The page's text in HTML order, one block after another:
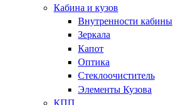
Кабина и кузов
Внутренности кабины
Зеркала
Капот
Оптика
Стеклоочиститель
Элементы Кузова
КПП